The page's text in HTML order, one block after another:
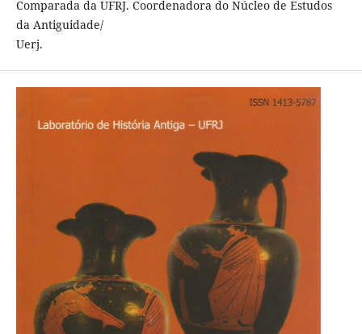
Comparada da UFRJ. Coordenadora do Núcleo de Estudos
da Antiguidade/
Uerj.